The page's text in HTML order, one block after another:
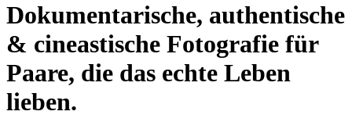
Dokumentarische, authentische
& cineastische Fotografie für
Paare, die das echte Leben
lieben.​